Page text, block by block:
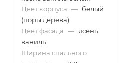
Цвет корпуса — белый
(поры дерева)
Цвет фасада — ясень
ваниль
Ширина спального